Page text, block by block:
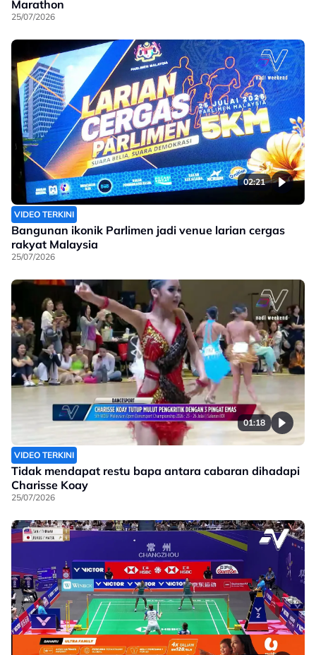
Marathon
25/07/2026
02:21
VIDEO TERKINI
Bangunan ikonik Parlimen jadi venue larian cergas
rakyat Malaysia
25/07/2026
01:18
VIDEO TERKINI
Tidak mendapat restu bapa antara cabaran dihadapi
Charisse Koay
25/07/2026